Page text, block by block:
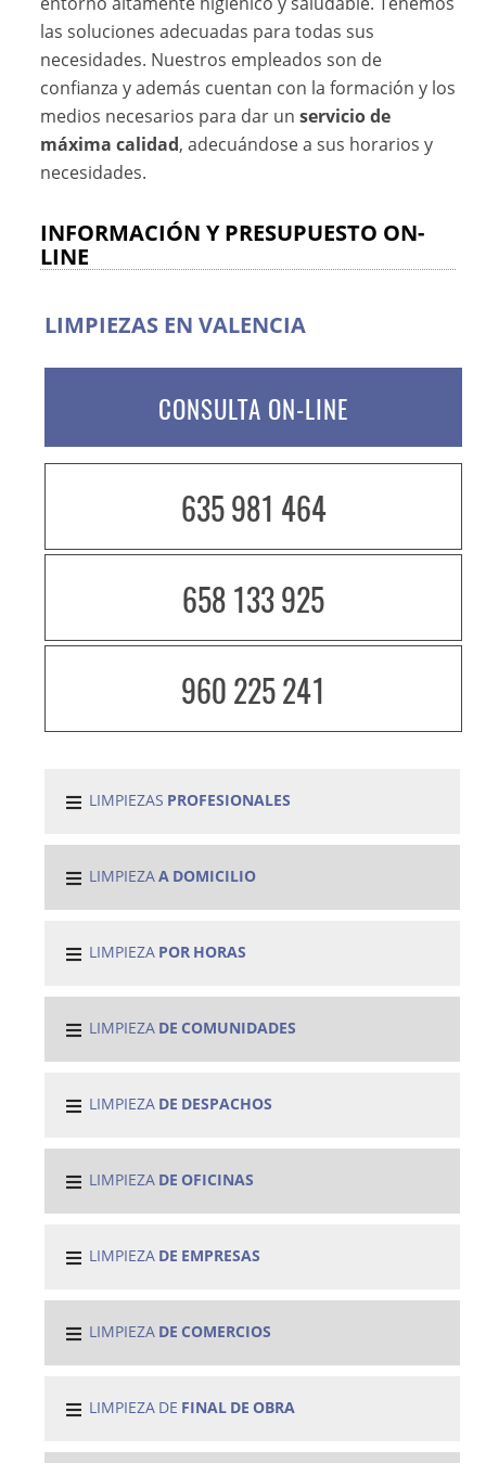
las soluciones adecuadas para todas sus
necesidades. Nuestros empleados son de
confianza y además cuentan con la formación y los
medios necesarios para dar unservicio de
máxima calidad, adecuándose a sus horarios y
necesidades.
INFORMACIÓN Y PRESUPUESTO ON-
LINE
LIMPIEZAS EN VALENCIA
CONSULTA ON-LINE
635 981 464
658 133 925
960 225 241
LIMPIEZAS PROFESIONALES
LIMPIEZAA DOMICILIO
LIMPIEZA POR HORAS
LIMPIEZA DE COMUNIDADES
LIMPIEZA DE DESPACHOS
LIMPIEZA DE OFICINAS
LIMPIEZA DE EMPRESAS
LIMPIEZA DE COMERCIOS
LIMPIEZA DE FINAL DE OBRA